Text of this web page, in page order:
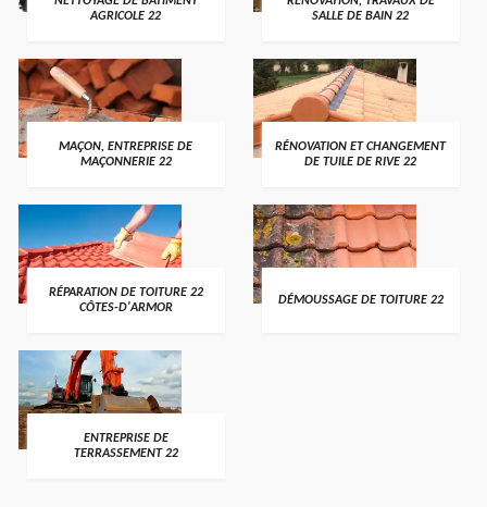
AGRICOLE 22
SALLE DE BAIN 22
MAÇON, ENTREPRISE DE
MAÇONNERIE 22
RÉNOVATION ET CHANGEMENT
DE TUILE DE RIVE 22
RÉPARATION DE TOITURE 22
CÔTES-D'ARMOR
DÉMOUSSAGE DE TOITURE 22
ENTREPRISE DE
TERRASSEMENT 22